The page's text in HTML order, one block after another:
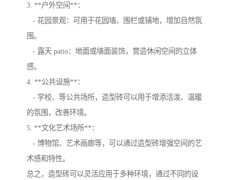
3. **户外空间**：
- 花园景观：可用于花园墙、围栏或铺地，增加自然氛
围。
- 露天 patio：地面或墙面装饰，营造休闲空间的立体
感。
4. **公共设施**：
- 学校、等公共场所，造型砖可以用于增添活泼、温暖
的氛围，改善环境。
5. **文化艺术场所**：
- 博物馆、艺术画廊等，可以通过造型砖增强空间的艺
术感和特性。
总之，造型砖可以灵活应用于多种环境，通过不同的设